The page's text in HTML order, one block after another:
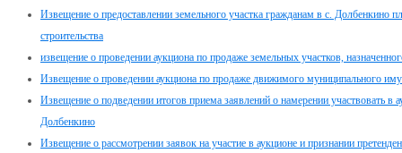
Извещение о предоставлении земельного участка гражданам в с.
строительства
извещение о проведении аукциона по продаже земельных участков,
Извещение о проведении аукциона по продаже движимого муниципального
Извещение о подведении итогов приема заявлений о намерении участвовать в
Долбенкино
Извещение о рассмотрении заявок на участие в аукционе и признании